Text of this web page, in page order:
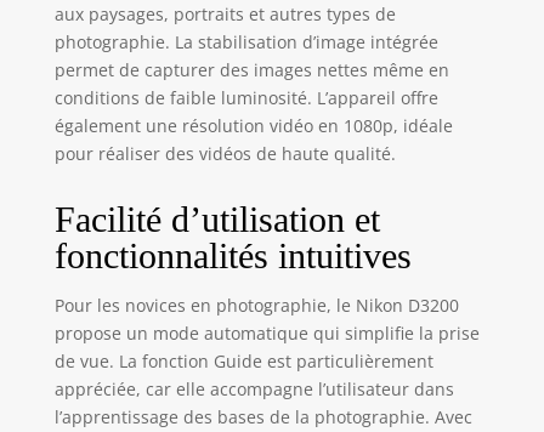
aux paysages, portraits et autres types de
photographie. La stabilisation d’image intégrée
permet de capturer des images nettes même en
conditions de faible luminosité. L’appareil offre
également une résolution vidéo en 1080p, idéale
pour réaliser des vidéos de haute qualité.
Facilité d’utilisation et
fonctionnalités intuitives
Pour les novices en photographie, le Nikon D3200
propose un mode automatique qui simplifie la prise
de vue. La fonction Guide est particulièrement
appréciée, car elle accompagne l’utilisateur dans
l’apprentissage des bases de la photographie. Avec